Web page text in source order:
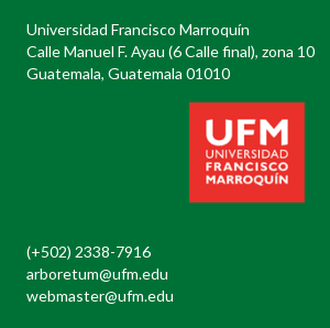
Universidad Francisco Marroquín
Calle Manuel F. Ayau (6 Calle final), zona 10
Guatemala, Guatemala 01010
(+502) 2338-7916
arboretum@ufm.edu
webmaster@ufm.edu